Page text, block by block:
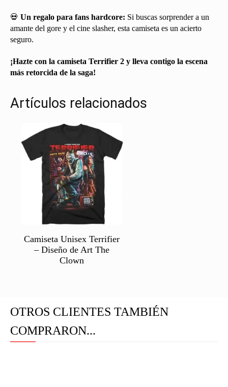
💀 Un regalo para fans hardcore: Si buscas sorprender a un
amante del gore y el cine slasher, esta camiseta es un acierto
seguro.
¡Hazte con la camiseta Terrifier 2 y lleva contigo la escena
más retorcida de la saga!
Artículos relacionados
Camiseta Unisex Terrifier
– Diseño de Art The
Clown
OTROS CLIENTES TAMBIÉN
COMPRARON...